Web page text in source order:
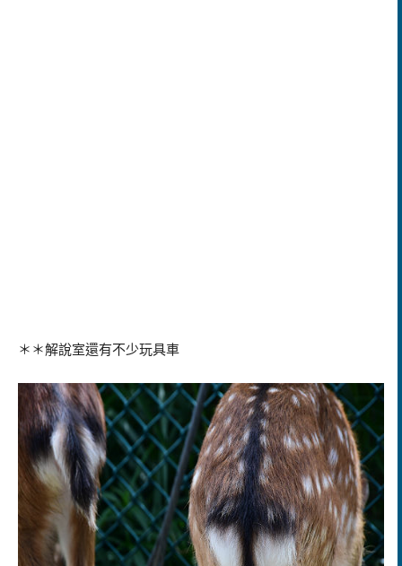
＊＊解說室還有不少玩具車